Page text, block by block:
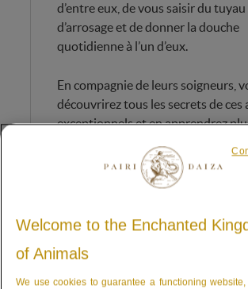
d’entre eux, de vous saisir du tuyau
d’arrosage et de donner la douche
quotidienne à l’un d’eux.
En compagnie de leurs soigneurs,
découvrirez tous les secrets de ces
exceptionnels et en apprendrez
milieu naturel ainsi que sur les
mis en place par Pairi Daiza pour
Welcome to the Enchanted
of Animals
We use cookies to guarantee a functioning